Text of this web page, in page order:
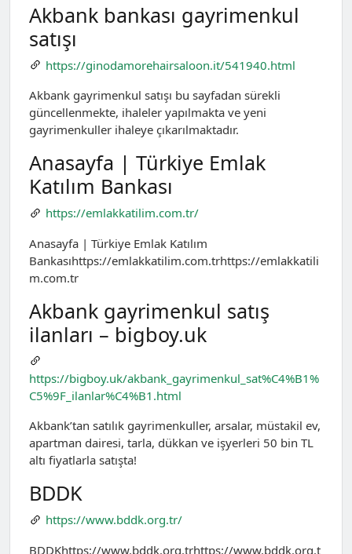
Akbank bankası gayrimenkul
satışı
https://ginodamorehairsaloon.it/541940.html
Akbank gayrimenkul satışı bu sayfadan sürekli
güncellenmekte, ihaleler yapılmakta ve yeni
gayrimenkuller ihaleye çıkarılmaktadır.
Anasayfa | Türkiye Emlak
Katılım Bankası
https://emlakkatilim.com.tr/
Anasayfa | Türkiye Emlak Katılım
Bankasıhttps://emlakkatilim.com.trhttps://emlakkatili
m.com.tr
Akbank gayrimenkul satış
ilanları – bigboy.uk
https://bigboy.uk/akbank_gayrimenkul_sat%C4%B1%
C5%9F_ilanlar%C4%B1.html
Akbank’tan satılık gayrimenkuller, arsalar, müstakil ev,
apartman dairesi, tarla, dükkan ve işyerleri 50 bin TL
altı fiyatlarla satışta!
BDDK
https://www.bddk.org.tr/
BDDKhttps://www.bddk.org.trhttps://www.bddk.org.t